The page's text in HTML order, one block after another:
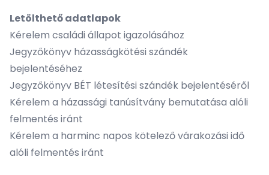
Letölthető adatlapok
Kérelem családi állapot igazolásához
Jegyzőkönyv házasságkötési szándék
bejelentéséhez
Jegyzőkönyv BÉT létesítési szándék bejelentéséről
Kérelem a házassági tanúsítvány bemutatása alóli
felmentés iránt
Kérelem a harminc napos kötelező várakozási idő
alóli felmentés iránt